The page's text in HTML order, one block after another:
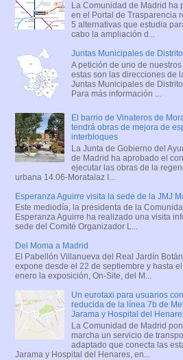
La Comunidad de Madrid ha
en el Portal de Trasparencia
5 alternativas que estudia
cabo la ampliación d...
Juntas Municipales de
A petición de uno de nuestros
estas son las direcciones de
Juntas Municipales de Distrito
Para más información ...
El barrio de Vinateros de
tendrá obras de mejora de
interbloques
La Junta de Gobierno del
de Madrid ha aprobado el
ejecutar las obras de la
urbana 14.06-Moratalaz I...
Esperanza Aguirre visita la sede de la JMJ
Este mediodía, la presidenta de la
Esperanza Aguirre ha realizado una visita
sede del Comité Organizador L...
Del Moma a Madrid
El Pabellón Villanueva del Real Jardín
expone desde el 22 de septiembre y hasta
enero la exposición, On-Site, del M...
Un eurotaxi para usuarios
reducida de la línea 7b de
Jarama y Hospital del
La Comunidad de Madrid
marcha un servicio de
adaptado que conecta las
Jarama y Hospital del Henares, en...